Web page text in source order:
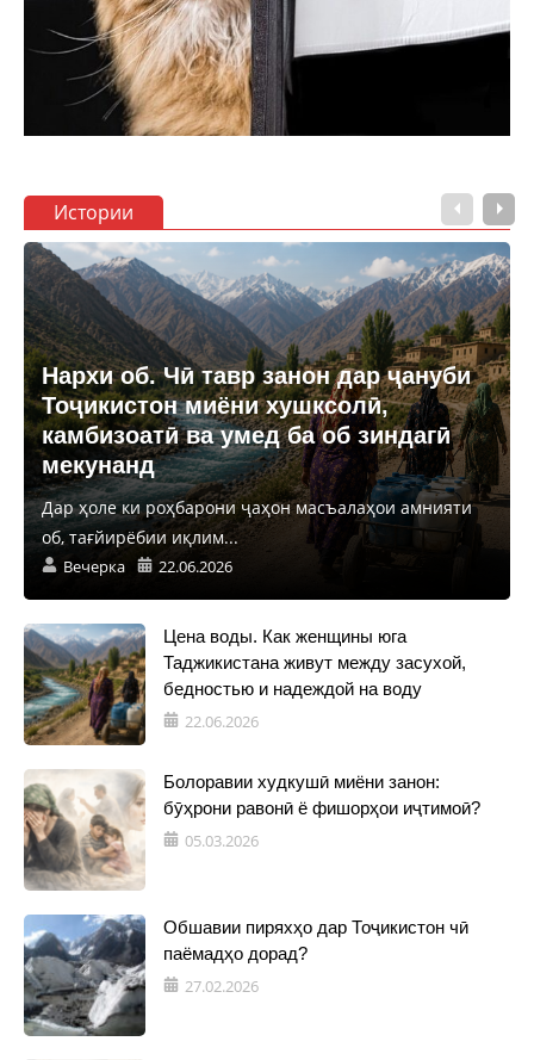
Истории
Нархи об. Чӣ тавр занон дар ҷануби
Тоҷикистон миёни хушксолӣ,
камбизоатӣ ва умед ба об зиндагӣ
мекунанд
Дар ҳоле ки роҳбарони ҷаҳон масъалаҳои амнияти
об, тағйирёбии иқлим...
Вечерка 22.06.2026
Цена воды. Как женщины юга
Таджикистана живут между засухой,
бедностью и надеждой на воду
22.06.2026
Болоравии худкушӣ миёни занон:
бӯҳрони равонӣ ё фишорҳои иҷтимоӣ?
05.03.2026
Обшавии пиряхҳо дар Тоҷикистон чӣ
паёмадҳо дорад?
27.02.2026